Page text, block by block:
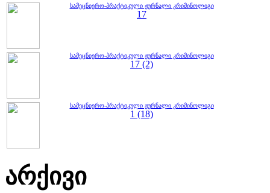
სამეცნიერო-პრაქტიკული ჟურნალი კრიმინოლიგი
17
სამეცნიერო-პრაქტიკული ჟურნალი კრიმინოლიგი
17 (2)
სამეცნიერო-პრაქტიკული ჟურნალი კრიმინოლიგი
1 (18)
არქივი